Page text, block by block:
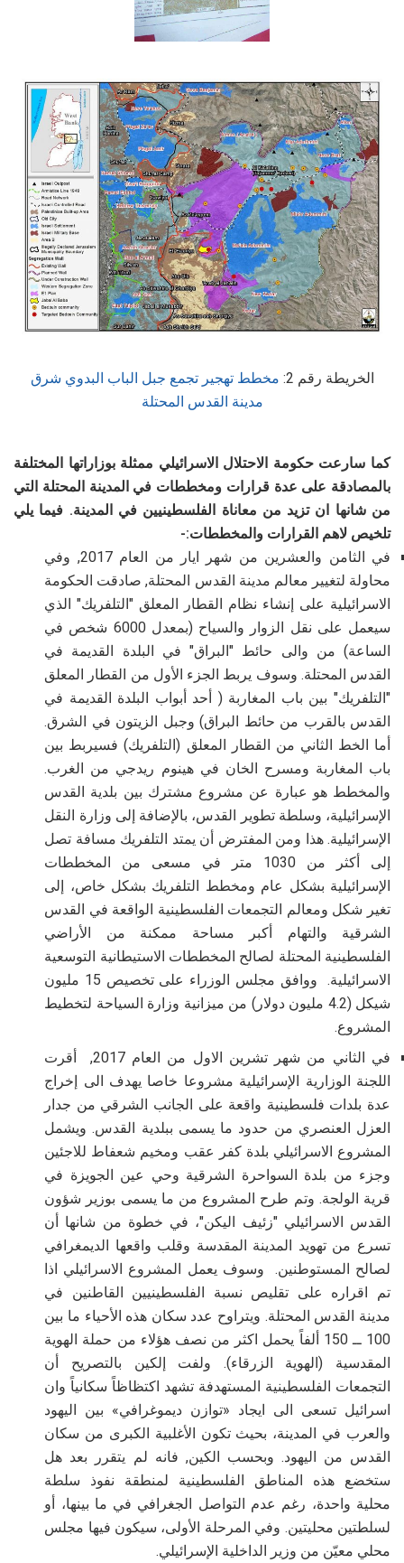
الخريطة رقم 2:
مخطط تهجير تجمع جبل الباب البدوي شرق
مدينة القدس المحتلة
كما سارعت حكومة الاحتلال الاسرائيلي ممثلة بوزاراتها المختلفة
بالمصادقة على عدة قرارات ومخططات في المدينة المحتلة التي
من شانها ان تزيد من معاناة الفلسطينيين في المدينة. فيما يلي
تلخيص لاهم القرارات والمخططات:-
في الثامن والعشرين من شهر ايار من العام 2017, وفي
محاولة لتغيير معالم مدينة القدس المحتلة, صادقت الحكومة
الاسرائيلية على إنشاء نظام القطار المعلق "التلفريك" الذي
سيعمل على نقل الزوار والسياح (بمعدل 6000 شخص في
الساعة) من والى حائط "البراق" في البلدة القديمة في
القدس المحتلة. وسوف يربط الجزء الأول من القطار المعلق
"التلفريك" بين باب المغاربة ( أحد أبواب البلدة القديمة في
القدس بالقرب من حائط البراق) وجبل الزيتون في الشرق.
أما الخط الثاني من القطار المعلق (التلفريك) فسيربط بين
باب المغاربة ومسرح الخان في هينوم ريدجي من الغرب.
والمخطط هو عبارة عن مشروع مشترك بين بلدية القدس
الإسرائيلية، وسلطة تطوير القدس، بالإضافة إلى وزارة النقل
الإسرائيلية. هذا ومن المفترض أن يمتد التلفريك مسافة تصل
إلى أكثر من 1030 متر في مسعى من المخططات
الإسرائيلية بشكل عام ومخطط التلفريك بشكل خاص، إلى
تغير شكل ومعالم التجمعات الفلسطينية الواقعة في القدس
الشرقية والتهام أكبر مساحة ممكنة من الأراضي
الفلسطينية المحتلة لصالح المخططات الاستيطانية التوسعية
الاسرائيلية. ووافق مجلس الوزراء على تخصيص 15 مليون
شيكل (4.2 مليون دولار) من ميزانية وزارة السياحة لتخطيط
المشروع.
في الثاني من شهر تشرين الاول من العام 2017, أقرت
اللجنة الوزارية الإسرائيلية مشروعا خاصا يهدف الى إخراج
عدة بلدات فلسطينية واقعة على الجانب الشرقي من جدار
العزل العنصري من حدود ما يسمى ببلدية القدس. ويشمل
المشروع الاسرائيلي بلدة كفر عقب ومخيم شعفاط للاجئين
وجزء من بلدة السواحرة الشرقية وحي عين الجويزة في
قرية الولجة. وتم طرح المشروع من ما يسمى بوزير شؤون
القدس الاسرائيلي "زئيف اليكن"، في خطوة من شانها أن
تسرع من تهويد المدينة المقدسة وقلب واقعها الديمغرافي
لصالح المستوطنين. وسوف يعمل المشروع الاسرائيلي اذا
تم اقراره على تقليص نسبة الفلسطينيين القاطنين في
مدينة القدس المحتلة. ويتراوح عدد سكان هذه الأحياء ما بين
100 ــ 150 ألفاً يحمل اكثر من نصف هؤلاء من حملة الهوية
المقدسية (الهوية الزرقاء). ولفت إلكين بالتصريح أن
التجمعات الفلسطينية المستهدفة تشهد اكتظاظاً سكانياً وان
اسرائيل تسعى الى ايجاد «توازن ديموغرافي» بين اليهود
والعرب في المدينة، بحيث تكون الأغلبية الكبرى من سكان
القدس من اليهود. وبحسب الكين, فانه لم يتقرر بعد هل
ستخضع هذه المناطق الفلسطينية لمنطقة نفوذ سلطة
محلية واحدة، رغم عدم التواصل الجغرافي في ما بينها، أو
لسلطتين محليتين. وفي المرحلة الأولى، سيكون فيها مجلس
محلي معيّن من وزير الداخلية الإسرائيلي.